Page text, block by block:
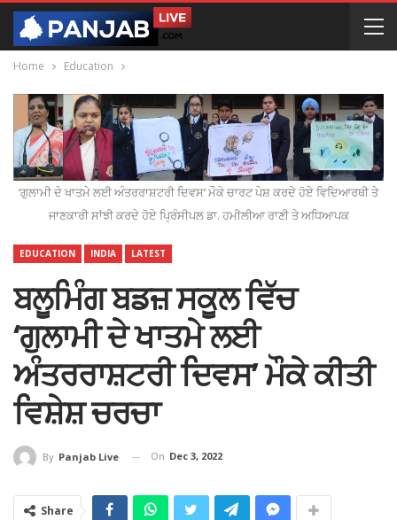
Home Education
‘ਗੁਲਾਮੀ ਦੇ ਖਾਤਮੇ ਲਈ ਅੰਤਰਰਾਸ਼ਟਰੀ ਦਿਵਸ’ ਮੌਕੇ ਚਾਰਟ ਪੇਸ਼ ਕਰਦੇ ਹੋਏ ਵਿਦਿਆਰਥੀ ਤੇ
ਜਾਣਕਾਰੀ ਸਾਂਝੀ ਕਰਦੇ ਹੋਏ ਪ੍ਰਿੰਸੀਪਲ ਡਾ. ਹਮੀਲੀਆ ਰਾਣੀ ਤੇ ਅਧਿਆਪਕ
EDUCATION INDIA LATEST
ਬਲੂਮਿੰਗ ਬਡਜ਼ ਸਕੂਲ ਵਿੱਚ
‘ਗੁਲਾਮੀ ਦੇ ਖਾਤਮੇ ਲਈ
ਅੰਤਰਰਾਸ਼ਟਰੀ ਦਿਵਸ’ ਮੌਕੇ ਕੀਤੀ
ਵਿਸ਼ੇਸ਼ ਚਰਚਾ
By Panjab Live On Dec 3, 2022
Share